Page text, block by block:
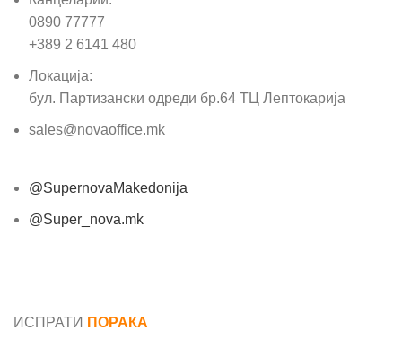
0890 77777
+389 2 6141 480
Локација:
бул. Партизански одреди бр.64 ТЦ Лептокарија
sales@novaoffice.mk
@SupernovaMakedonija
@Super_nova.mk
ИСПРАТИ ПОРАКА